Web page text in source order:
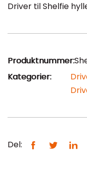
Driver til Shelfie
Produktnummer:
Kategorier:
Del: